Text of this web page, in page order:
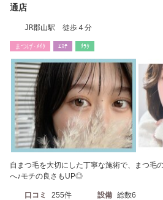
通店
JR郡山駅 徒歩４分
まつげ･ﾒｲｸ ｴｽﾃ ﾘﾗｸ
自まつ毛を大切にした丁寧な施術で、まつ毛
へ♪モチの良さもUP◎
口コミ 255件 設備 総数6